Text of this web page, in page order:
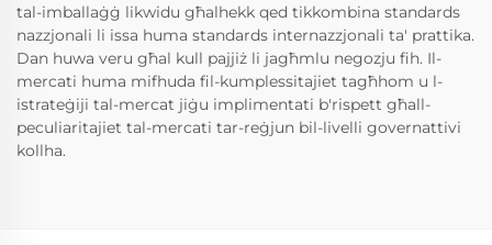
tal-imballaġġ likwidu għalhekk qed tikkombina standards
nazzjonali li issa huma standards internazzjonali ta' prattika.
Dan huwa veru għal kull pajjiż li jagħmlu negozju fih. Il-
mercati huma mifhuda fil-kumplessitajiet tagħhom u l-
istrateġiji tal-mercat jiġu implimentati b'rispett għall-
peculiaritajiet tal-mercati tar-reġjun bil-livelli governattivi
kollha.